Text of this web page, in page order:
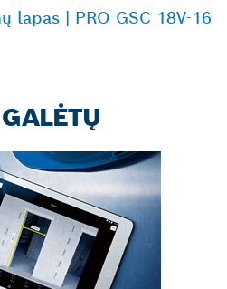
lapas | PRO GSC 18V-16